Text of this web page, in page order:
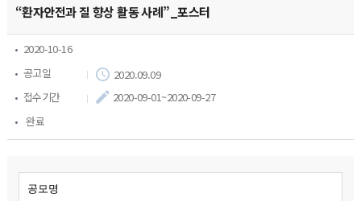
질문/답변
2020-10-16
“환자안전과 질 향상 활동 사례”_포스터
공고일
2020.09.09
접수기간
2020-09-01~2020-09-27
완료